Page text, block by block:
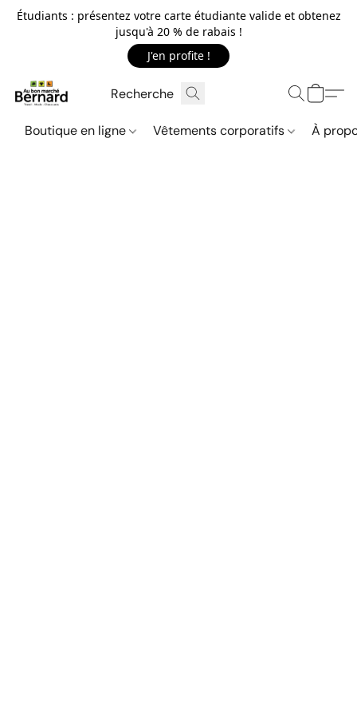
Étudiants : présentez votre carte étudiante valide et obtenez
jusqu'à 20 % de rabais !
J'en profite !
Boutique en ligne Vêtements corporatifs À